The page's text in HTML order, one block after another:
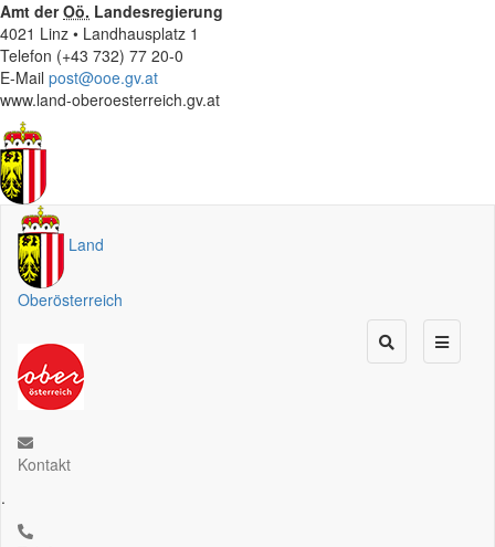
Amt derOö. Landesregierung
4021 Linz • Landhausplatz 1
Telefon (+43 732) 77 20-0
E-Mail post@ooe.gv.at
www.land-oberoesterreich.gv.at
Land
Oberösterreich
Kontakt
.